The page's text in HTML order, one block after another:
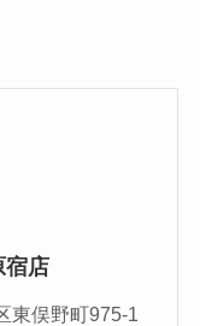
宿店
東俣野町975-1